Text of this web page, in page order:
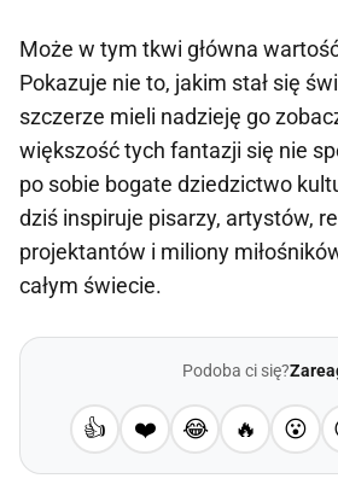
Może w tym tkwi główna
Pokazuje nie to, jakim stał się
szczerze mieli nadzieję go
większość tych fantazji się nie
po sobie bogate dziedzictwo
dziś inspiruje pisarzy, artystów,
projektantów i miliony
całym świecie.
Podoba ci się?
👍 ❤️ 😂 🔥 😮